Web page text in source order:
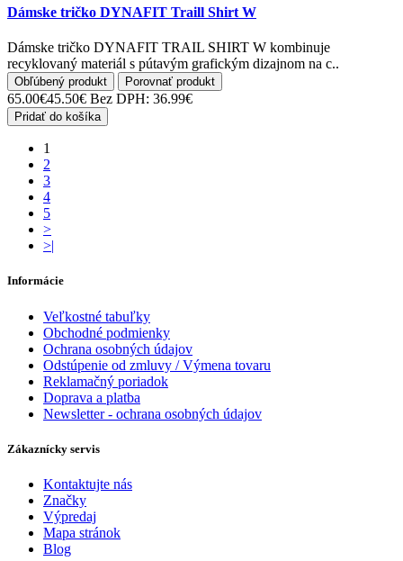
Dámske tričko DYNAFIT Traill Shirt W
Dámske tričko DYNAFIT TRAIL SHIRT W kombinuje
recyklovaný materiál s pútavým grafickým dizajnom na c..
Obľúbený produkt Porovnať produkt
65.00€45.50€ Bez DPH: 36.99€
Pridať do košíka
1
2
3
4
5
>
>|
Informácie
Veľkostné tabuľky
Obchodné podmienky
Ochrana osobných údajov
Odstúpenie od zmluvy / Výmena tovaru
Reklamačný poriadok
Doprava a platba
Newsletter - ochrana osobných údajov
Zákaznícky servis
Kontaktujte nás
Značky
Výpredaj
Mapa stránok
Blog